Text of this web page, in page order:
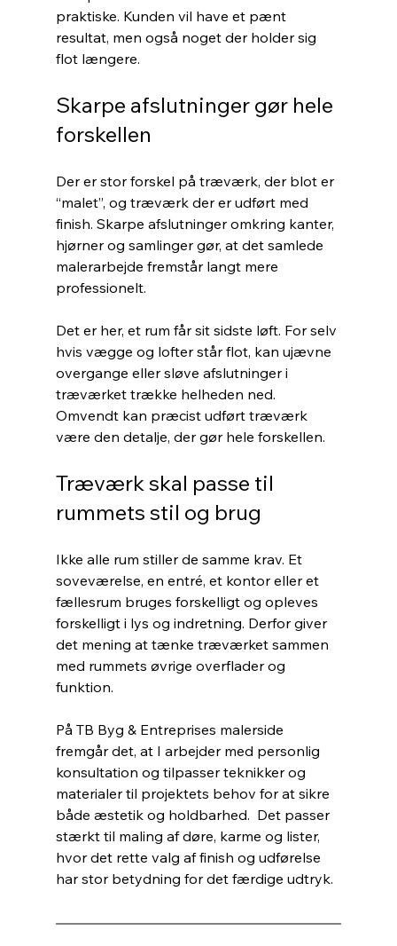
praktiske. Kunden vil have et pænt
resultat, men også noget der holder sig
flot længere.
Skarpe afslutninger gør hele
forskellen
Der er stor forskel på træværk, der blot er
“malet”, og træværk der er udført med
finish. Skarpe afslutninger omkring kanter,
hjørner og samlinger gør, at det samlede
malerarbejde fremstår langt mere
professionelt.
Det er her, et rum får sit sidste løft. For selv
hvis vægge og lofter står flot, kan ujævne
overgange eller sløve afslutninger i
træværket trække helheden ned.
Omvendt kan præcist udført træværk
være den detalje, der gør hele forskellen.
Træværk skal passe til
rummets stil og brug
Ikke alle rum stiller de samme krav. Et
soveværelse, en entré, et kontor eller et
fællesrum bruges forskelligt og opleves
forskelligt i lys og indretning. Derfor giver
det mening at tænke træværket sammen
med rummets øvrige overflader og
funktion.
På TB Byg & Entreprises malerside
fremgår det, at I arbejder med personlig
konsultation og tilpasser teknikker og
materialer til projektets behov for at sikre
både æstetik og holdbarhed.  Det passer
stærkt til maling af døre, karme og lister,
hvor det rette valg af finish og udførelse
har stor betydning for det færdige udtryk.